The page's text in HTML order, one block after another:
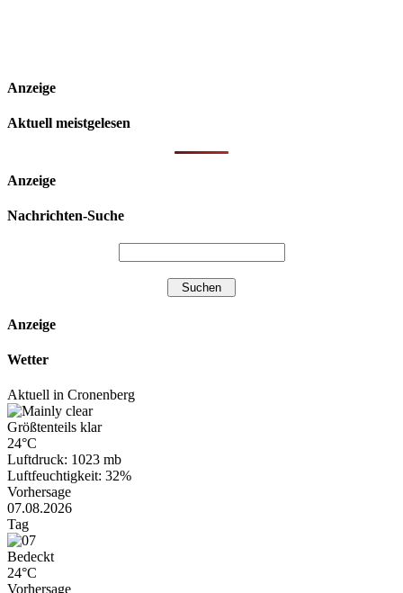
Anzeige
Aktuell meistgelesen
Anzeige
Nachrichten-Suche
Anzeige
Wetter
Aktuell in Cronenberg
Größtenteils klar
24°C
Luftdruck: 1023 mb
Luftfeuchtigkeit: 32%
Vorhersage
07.08.2026
Tag
Bedeckt
24°C
Vorhersage